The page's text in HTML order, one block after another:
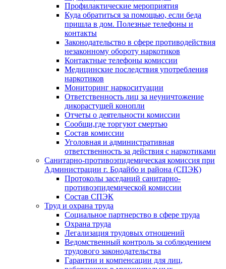
Профилактические мероприятия
Куда обратиться за помощью, если беда
пришла в дом. Полезные телефоны и
контакты
Законодательство в сфере противодействия
незаконному обороту наркотиков
Контактные телефоны комиссии
Медицинские последствия употребления
наркотиков
Мониторинг наркоситуации
Ответственность лиц за неуничтожение
дикорастущей конопли
Отчеты о деятельности комиссии
Сообщи,где торгуют смертью
Состав комиссии
Уголовная и административная
ответственность за действия с наркотиками
Санитарно-противоэпидемическая комиссия при
Администрации г. Бодайбо и района (СПЭК)
Протоколы заседаний санитарно-
противоэпидемической комиссии
Состав СПЭК
Труд и охрана труда
Социальное партнерство в сфере труда
Охрана труда
Легализация трудовых отношений
Ведомственный контроль за соблюдением
трудового законодательства
Гарантии и компенсации для лиц,